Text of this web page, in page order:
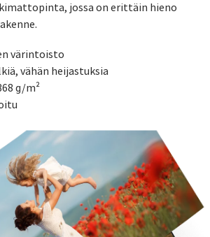
jossa on erittäin hieno
värintoisto
vähän heijastuksia
g/m²